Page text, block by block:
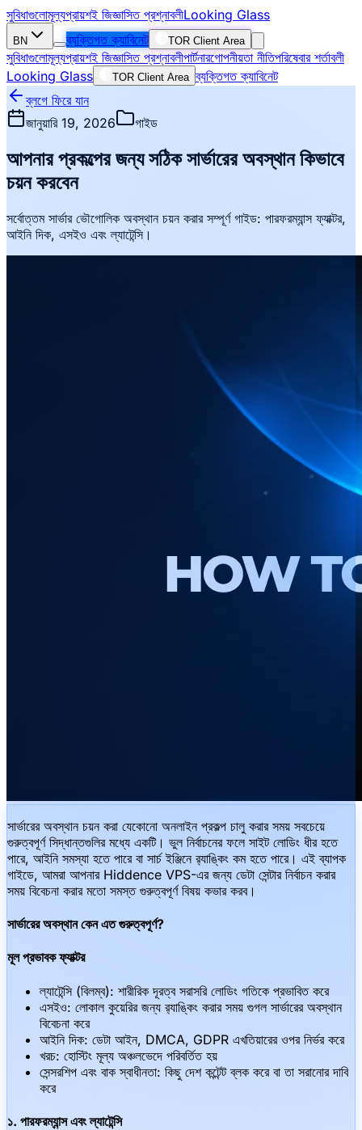
সুবিধাগুলোমূল্যপ্রায়শই জিজ্ঞাসিত প্রশ্নাবলীLooking Glass
BN ব্যক্তিগত ক্যাবিনেট TOR Client Area
সুবিধাগুলোমূল্যপ্রায়শই জিজ্ঞাসিত প্রশ্নাবলীপার্টনারগোপনীয়তা নীতিপরিষেবার শর্তাবলী
Looking Glass
TOR Client Area ব্যক্তিগত ক্যাবিনেট
ব্লগে ফিরে যান
জানুয়ারি 19, 2026
গাইড
আপনার প্রকল্পের জন্য সঠিক সার্ভারের অবস্থান কিভাবে
চয়ন করবেন
সর্বোত্তম সার্ভার ভৌগোলিক অবস্থান চয়ন করার সম্পূর্ণ গাইড: পারফরম্যান্স ফ্যাক্টর,
আইনি দিক, এসইও এবং ল্যাটেন্সি।
সার্ভারের অবস্থান চয়ন করা যেকোনো অনলাইন প্রকল্প চালু করার সময় সবচেয়ে
গুরুত্বপূর্ণ সিদ্ধান্তগুলির মধ্যে একটি। ভুল নির্বাচনের ফলে সাইট লোডিং ধীর হতে
পারে, আইনি সমস্যা হতে পারে বা সার্চ ইঞ্জিনে র‍্যাঙ্কিং কম হতে পারে। এই ব্যাপক
গাইডে, আমরা আপনার Hiddence VPS-এর জন্য ডেটা সেন্টার নির্বাচন করার
সময় বিবেচনা করার মতো সমস্ত গুরুত্বপূর্ণ বিষয় কভার করব।
সার্ভারের অবস্থান কেন এত গুরুত্বপূর্ণ?
মূল প্রভাবক ফ্যাক্টর
ল্যাটেন্সি (বিলম্ব): শারীরিক দূরত্ব সরাসরি লোডিং গতিকে প্রভাবিত করে
এসইও: লোকাল কুয়েরির জন্য র‍্যাঙ্কিং করার সময় গুগল সার্ভারের অবস্থান
বিবেচনা করে
আইনি দিক: ডেটা আইন, DMCA, GDPR এখতিয়ারের ওপর নির্ভর করে
খরচ: হোস্টিং মূল্য অঞ্চলভেদে পরিবর্তিত হয়
সেন্সরশিপ এবং বাক স্বাধীনতা: কিছু দেশ কন্টেন্ট ব্লক করে বা তা সরানোর দাবি
করে
১. পারফরম্যান্স এবং ল্যাটেন্সি